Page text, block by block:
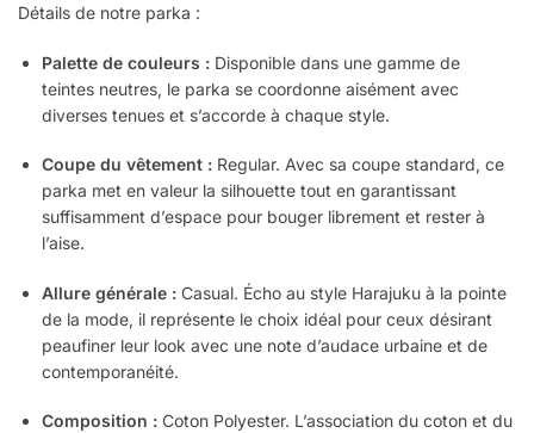
Détails de notre parka :
Palette de couleurs : Disponible dans une gamme de
teintes neutres, le parka se coordonne aisément avec
diverses tenues et s’accorde à chaque style.
Coupe du vêtement : Regular. Avec sa coupe standard, ce
parka met en valeur la silhouette tout en garantissant
suffisamment d’espace pour bouger librement et rester à
l’aise.
Allure générale : Casual. Écho au style Harajuku à la pointe
de la mode, il représente le choix idéal pour ceux désirant
peaufiner leur look avec une note d’audace urbaine et de
contemporanéité.
Composition : Coton Polyester. L’association du coton et du